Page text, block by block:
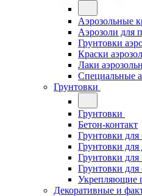
Аэрозольные
Аэрозоли для
Грунтовки
Краски
Лаки
Специальные
Грунтовки
Грунтовки
Бетон-контакт
Грунтовки для
Грунтовки для
Грунтовки для
Грунтовки для
Укрепляющие
Декоративные и